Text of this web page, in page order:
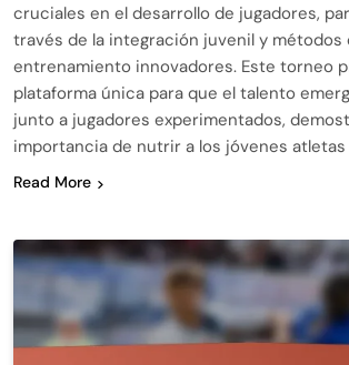
cruciales en el desarrollo de jugadores,
través de la integración juvenil y métodos
entrenamiento innovadores. Este torneo
plataforma única para que el talento
junto a jugadores experimentados,
importancia de nutrir a los jóvenes
Read More